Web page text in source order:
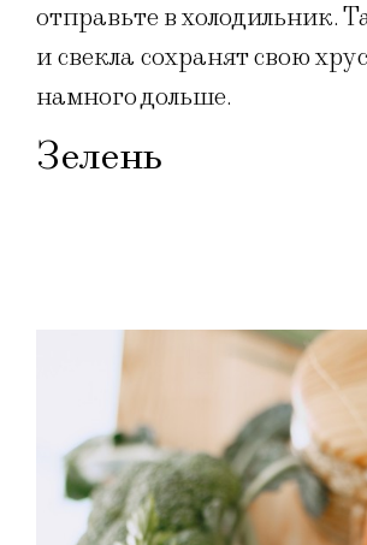
отправьте в холодильник.
и свекла сохранят свою
намного дольше.
Зелень